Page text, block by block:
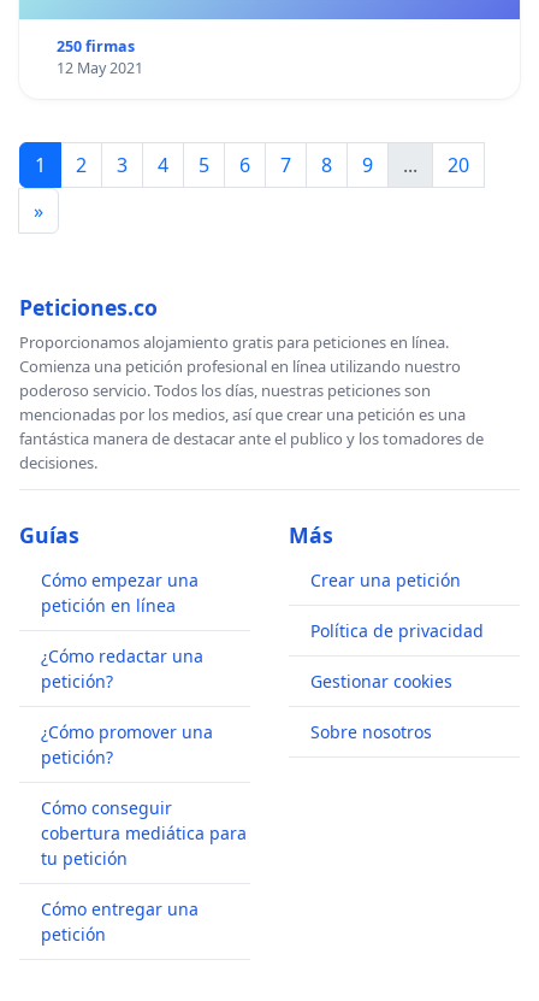
250 firmas
12 May 2021
1 2 3 4 5 6 7 8 9 ...
20
»
Peticiones.co
Proporcionamos alojamiento gratis para peticiones en línea.
Comienza una petición profesional en línea utilizando nuestro
poderoso servicio. Todos los días, nuestras peticiones son
mencionadas por los medios, así que crear una petición es una
fantástica manera de destacar ante el publico y los tomadores de
decisiones.
Guías
Cómo empezar una
petición en línea
¿Cómo redactar una
petición?
¿Cómo promover una
petición?
Cómo conseguir
cobertura mediática para
tu petición
Cómo entregar una
petición
Más
Crear una petición
Política de privacidad
Gestionar cookies
Sobre nosotros